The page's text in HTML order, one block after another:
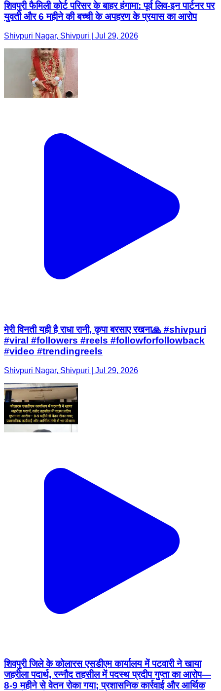
शिवपुरी फैमिली कोर्ट परिसर के बाहर हंगामा: पूर्व लिव-इन पार्टनर पर
युवती और 6 महीने की बच्ची के अपहरण के प्रयास का आरोप
Shivpuri Nagar, Shivpuri | Jul 29, 2026
मेरी विनती यही है राधा रानी, कृपा बरसाए रखना🙏 #shivpuri
#viral #followers #reels #followforfollowback
#video #trendingreels
Shivpuri Nagar, Shivpuri | Jul 29, 2026
शिवपुरी जिले के कोलारस एसडीएम कार्यालय में पटवारी ने खाया
जहरीला पदार्थ, रन्नौद तहसील में पदस्थ प्रदीप गुप्ता का आरोप—
8-9 महीने से वेतन रोका गया; प्रशासनिक कार्रवाई और आर्थिक